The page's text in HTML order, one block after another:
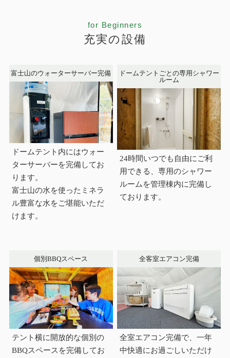
for Beginners
充実の設備
富士山のウォーターサーバー完備
ドームテント内にはウォー
ターサーバーを完備してお
ります。
富士山の水を使ったミネラ
ル豊富な水をご堪能いただ
けます。
ドームテントごとの専用シャワー
ルーム
24時間いつでも自由にご利
用できる、専用のシャワー
ルームを管理棟内に完備し
ております。
個別BBQスペース
テント横に開放的な個別の
BBQスペースを完備してお
全客室エアコン完備
全室エアコン完備で、一年
中快適にお過ごしいただけ